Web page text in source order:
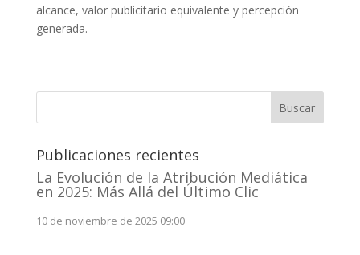
alcance, valor publicitario equivalente y percepción
generada.
Buscar
Publicaciones recientes
La Evolución de la Atribución Mediática
en 2025: Más Allá del Último Clic
10 de noviembre de 2025 09:00